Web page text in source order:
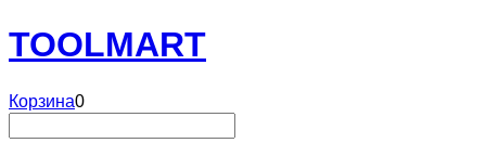
TOOLMART
Корзина0